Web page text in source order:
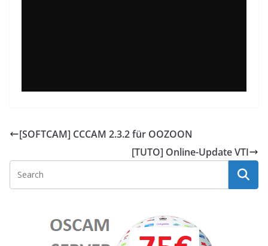
[SOFTCAM] CCCAM 2.3.2 für OOZOON
[TUTO] Online-Update VTI